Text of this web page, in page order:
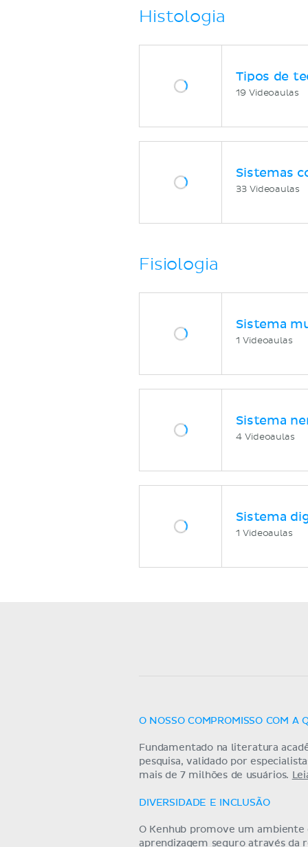
Histologia
Tipos de
19 Videoaulas
Sistemas
33 Videoaulas
Fisiologia
Sistema
1 Videoaulas
Sistema
4 Videoaulas
Sistema
1 Videoaulas
O NOSSO COMPROMISSO COM A
Fundamentado na literatura
pesquisa, validado por
mais de 7 milhões de usuários.
DIVERSIDADE E INCLUSÃO
O Kenhub promove um ambiente
aprendizagem seguro através da